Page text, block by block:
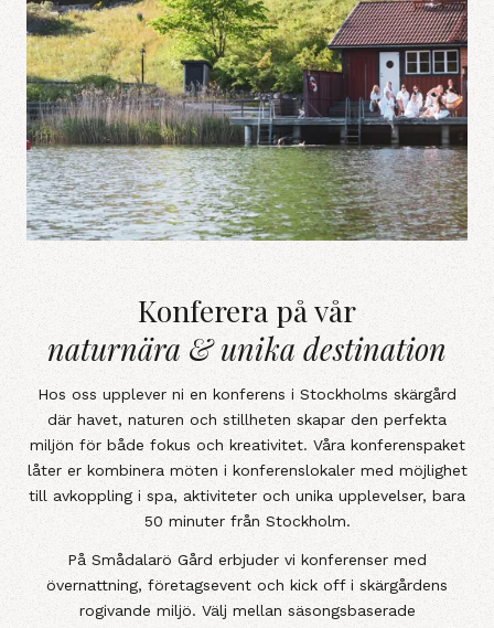
Konferera på vårnaturnära &amp;
Konferera på vår
naturnära & unika destination
Hos oss upplever ni en konferens i Stockholms skärgård
där havet, naturen och stillheten skapar den perfekta
miljön för både fokus och kreativitet. Våra konferenspaket
låter er kombinera möten i konferenslokaler med möjlighet
till avkoppling i spa, aktiviteter och unika upplevelser, bara
50 minuter från Stockholm.
På Smådalarö Gård erbjuder vi konferenser med
övernattning, företagsevent och kick off i skärgårdens
rogivande miljö. Välj mellan säsongsbaserade